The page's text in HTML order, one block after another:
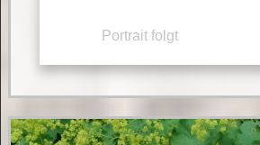
Portrait folgt